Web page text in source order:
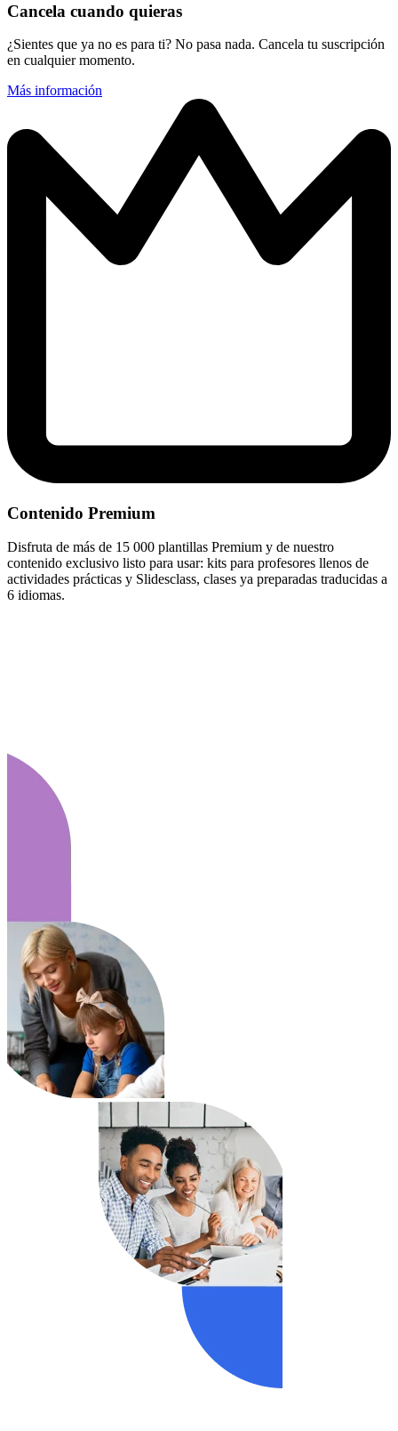
Cancela cuando quieras
¿Sientes que ya no es para ti? No pasa nada. Cancela tu suscripción
en cualquier momento.
Más información
Contenido Premium
Disfruta de más de 15 000 plantillas Premium y de nuestro
contenido exclusivo listo para usar: kits para profesores llenos de
actividades prácticas y Slidesclass, clases ya preparadas traducidas a
6 idiomas.